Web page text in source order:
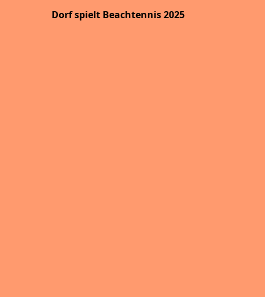
Dorf spielt Beachtennis 2025